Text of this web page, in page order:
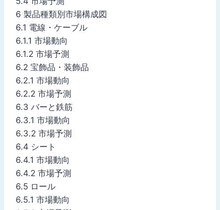
6 製品種類別市場構成図
6.1 電線・ケーブル
6.1.1 市場動向
6.1.2 市場予測
6.2 宝飾品・装飾品
6.2.1 市場動向
6.2.2 市場予測
6.3 バーと鉄筋
6.3.1 市場動向
6.3.2 市場予測
6.4 シート
6.4.1 市場動向
6.4.2 市場予測
6.5 ロール
6.5.1 市場動向